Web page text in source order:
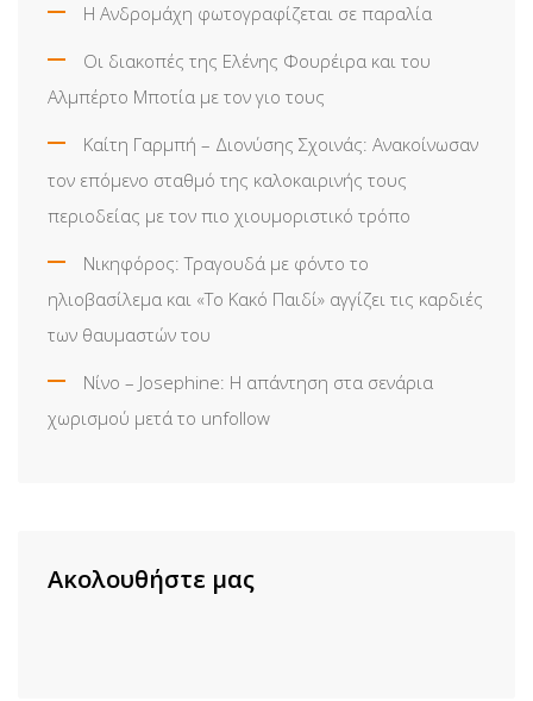
Η Ανδρομάχη φωτογραφίζεται σε παραλία
Οι διακοπές της Ελένης Φουρέιρα και του
Αλμπέρτο Μποτία με τον γιο τους
Καίτη Γαρμπή – Διονύσης Σχοινάς: Ανακοίνωσαν
τον επόμενο σταθμό της καλοκαιρινής τους
περιοδείας με τον πιο χιουμοριστικό τρόπο
Νικηφόρος: Τραγουδά με φόντο το
ηλιοβασίλεμα και «Το Κακό Παιδί» αγγίζει τις καρδιές
των θαυμαστών του
Νίνο – Josephine: Η απάντηση στα σενάρια
χωρισμού μετά το unfollow
Ακολουθήστε μας